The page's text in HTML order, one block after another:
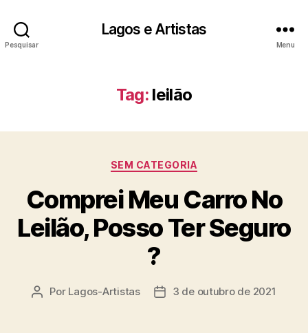
Pesquisar
Lagos e Artistas
Menu
Tag: leilão
Categorias
SEM CATEGORIA
Comprei Meu Carro No
Leilão, Posso Ter Seguro
?
Autor
Por Lagos-Artistas
Data3 de outubro de 2021